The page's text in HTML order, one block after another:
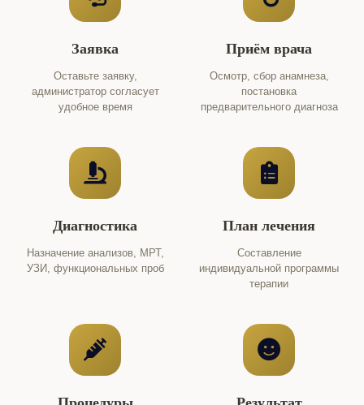
Заявка
Оставьте заявку,
администратор согласует
удобное время
Приём врача
Осмотр, сбор анамнеза,
постановка
предварительного диагноза
Диагностика
Назначение анализов, МРТ,
УЗИ, функциональных проб
План лечения
Составление
индивидуальной программы
терапии